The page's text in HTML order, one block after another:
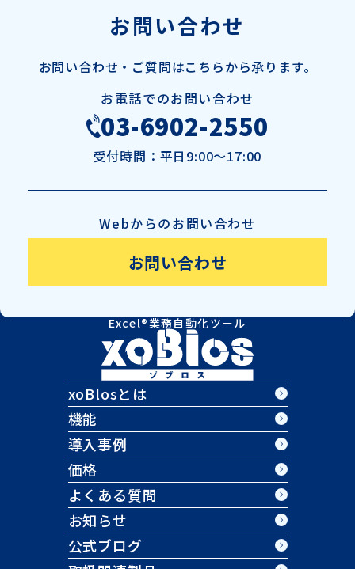
お問い合わせ
お問い合わせ・ご質問はこちらから承ります。
お電話でのお問い合わせ
03-6902-2550
受付時間： 平日9:00～17:00
Webからのお問い合わせ
お問い合わせ
Excel®業務自動化ツール
xoBlosとは
機能
導入事例
価格
よくある質問
お知らせ
公式ブログ